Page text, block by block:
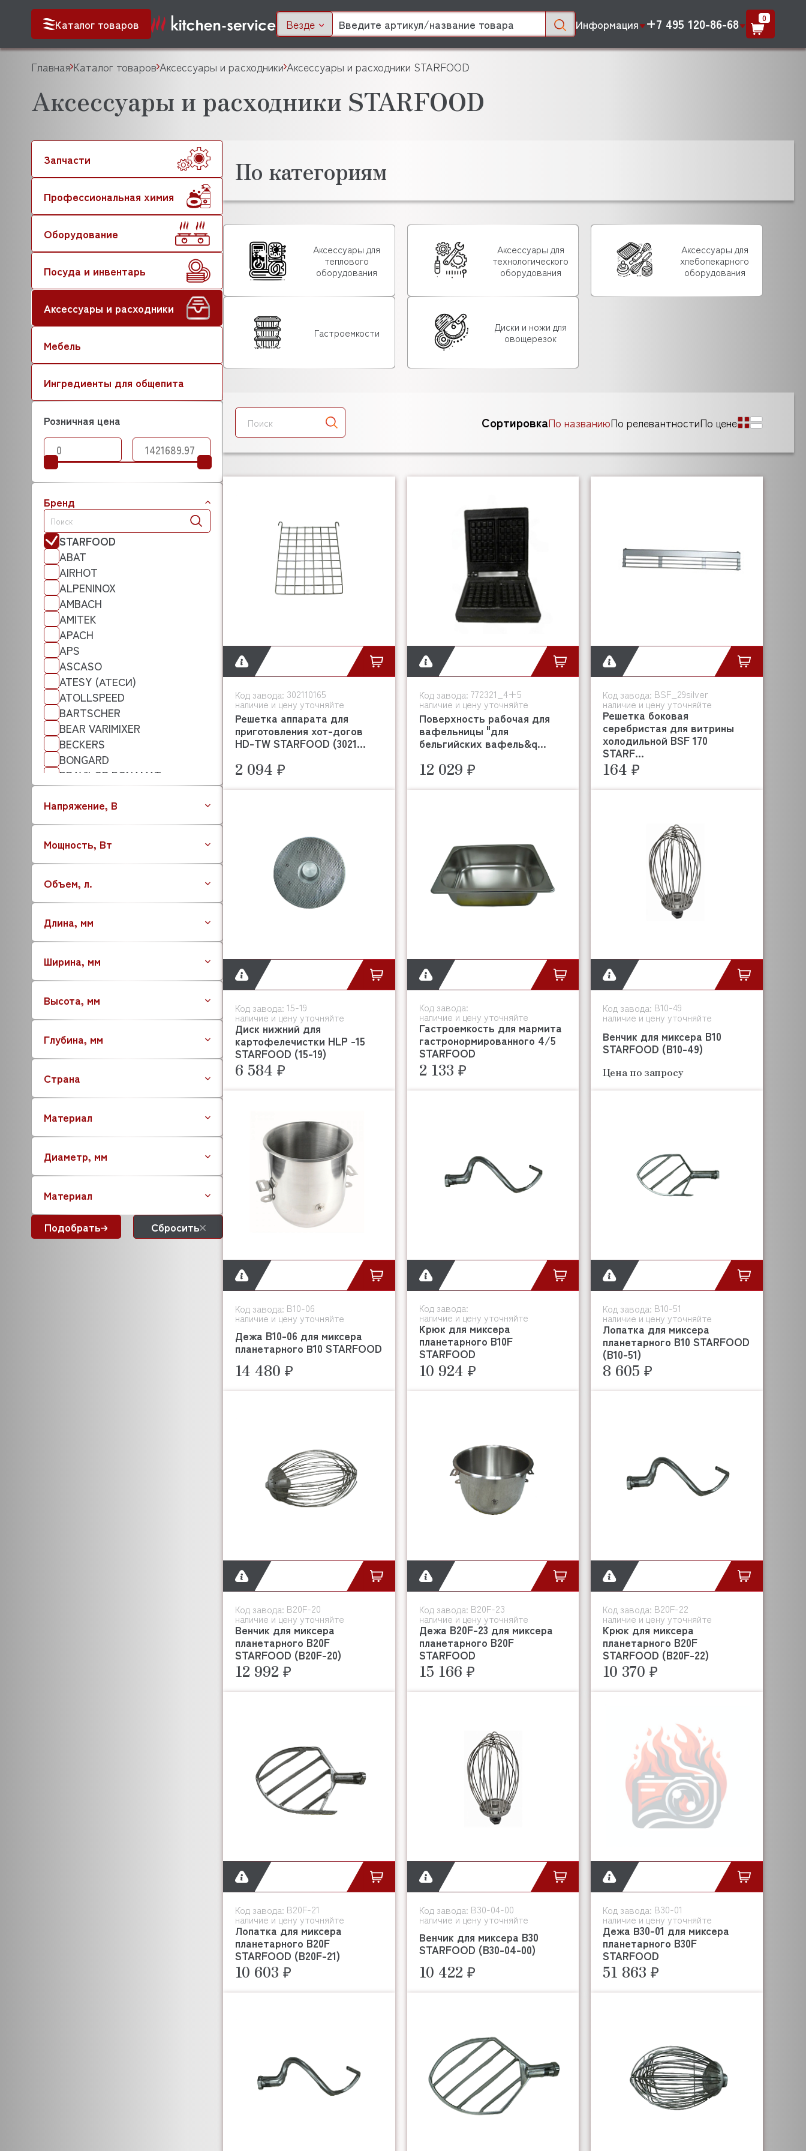
Каталог товаров Везде Информация +7 495 120-86-68 0
Главная Каталог товаров Аксессуары и расходники Аксессуары и расходники STARFOOD
Аксессуары и расходники STARFOOD
Запчасти
Профессиональная химия
Оборудование
Посуда и инвентарь
Аксессуары и расходники
Мебель
Ингредиенты для общепита
Розничная цена
Бренд
STARFOOD
ABAT
AIRHOT
ALPENINOX
AMBACH
AMITEK
APACH
APS
ASCASO
ATESY (АТЕСИ)
ATOLLSPEED
BARTSCHER
BEAR VARIMIXER
BECKERS
BONGARD
BRAVILOR BONAMAT
BREMA
CAMBRO
CELME
COMENDA
CONVOTHERM
CONVITO
DITO SAMA
CRAZY PAN
ECOLUN
EKSI
ENIGMA
ELECTROLUX (ZANUSSI)
ELETTROBAR
EMMEPI
EVEREST
DISTFORM
FAGOR
FAMA
FEUMA
FRI FRI
GAM
GASTROMIX
GASTROTOP
EMPERO
GASTRORAG
Напряжение, В
Мощность, Вт
Объем, л.
Длина, мм
Ширина, мм
Высота, мм
Глубина, мм
Страна
Материал
Диаметр, мм
Материал
Подобрать Сбросить
По категориям
Аксессуары для
теплового
оборудования
Аксессуары для
технологического
оборудования
Аксессуары для
хлебопекарного
оборудования
Гастроемкости Диски и ножи для
овощерезок
СортировкаПо названиюПо релевантностиПо цене
Код завода: 302110165
наличие и цену уточняйте
Решетка аппарата для
приготовления хот-догов
HD-TW STARFOOD (3021...
2 094 ₽
Код завода: 772321_4+5
наличие и цену уточняйте
Поверхность рабочая для
вафельницы "для
бельгийских вафель&q...
12 029 ₽
Код завода: BSF_29silver
наличие и цену уточняйте
Решетка боковая
серебристая для витрины
холодильной BSF 170
STARF...
164 ₽
Код завода: 15-19
наличие и цену уточняйте
Диск нижний для
картофелечистки HLP -15
STARFOOD (15-19)
6 584 ₽
Код завода:
наличие и цену уточняйте
Гастроемкость для мармита
гастронормированного 4/5
STARFOOD
2 133 ₽
Код завода: B10-49
наличие и цену уточняйте
Венчик для миксера B10
STARFOOD (B10-49)
Цена по запросу
Код завода: B10-06
наличие и цену уточняйте
Дежа B10-06 для миксера
планетарного В10 STARFOOD
14 480 ₽
Код завода:
наличие и цену уточняйте
Крюк для миксера
планетарного B10F
STARFOOD
10 924 ₽
Код завода: B10-51
наличие и цену уточняйте
Лопатка для миксера
планетарного B10 STARFOOD
(B10-51)
8 605 ₽
Код завода: B20F-20
наличие и цену уточняйте
Венчик для миксера
планетарного B20F
STARFOOD (B20F-20)
12 992 ₽
Код завода: B20F-23
наличие и цену уточняйте
Дежа B20F-23 для миксера
планетарного B20F
STARFOOD
15 166 ₽
Код завода: B20F-22
наличие и цену уточняйте
Крюк для миксера
планетарного B20F
STARFOOD (B20F-22)
10 370 ₽
Код завода: B20F-21
наличие и цену уточняйте
Лопатка для миксера
планетарного B20F
STARFOOD (B20F-21)
10 603 ₽
Код завода: B30-04-00
наличие и цену уточняйте
Венчик для миксера B30
STARFOOD (B30-04-00)
10 422 ₽
Код завода: В30-01
наличие и цену уточняйте
Дежа В30-01 для миксера
планетарного B30F
STARFOOD
51 863 ₽